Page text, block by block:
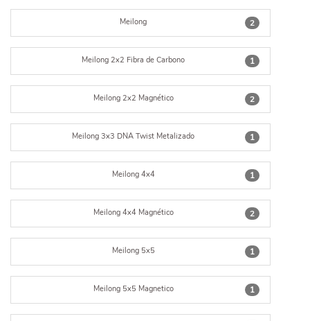
2
Meilong
1
Meilong 2x2 Fibra de Carbono
2
Meilong 2x2 Magnético
1
Meilong 3x3 DNA Twist Metalizado
1
Meilong 4x4
2
Meilong 4x4 Magnético
1
Meilong 5x5
1
Meilong 5x5 Magnetico